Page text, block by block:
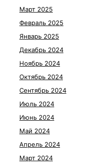
Март 2025
Февраль 2025
Январь 2025
Декабрь 2024
Ноябрь 2024
Октябрь 2024
Сентябрь 2024
Июль 2024
Июнь 2024
Май 2024
Апрель 2024
Март 2024